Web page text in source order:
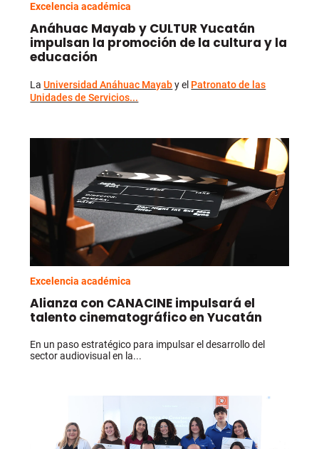
Excelencia académica
Anáhuac Mayab y CULTUR Yucatán
impulsan la promoción de la cultura y la
educación
LaUniversidad Anáhuac Mayaby el Patronato de las
Unidades de Servicios...
Excelencia académica
Alianza con CANACINE impulsará el
talento cinematográfico en Yucatán
En un paso estratégico para impulsar el desarrollo del
sector audiovisual en la...